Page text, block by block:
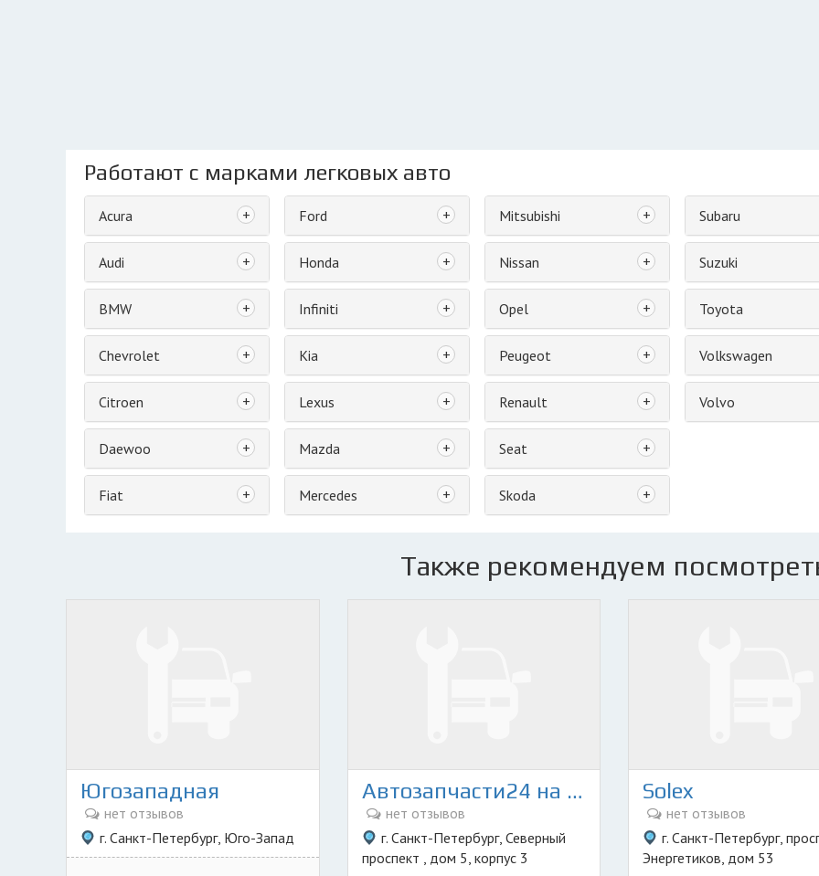
Работают с марками легковых авто
Acura +
Audi +
BMW +
Chevrolet +
Citroen +
Daewoo +
Fiat +
Ford +
Honda +
Infiniti +
Kia +
Lexus +
Mazda +
Mercedes +
Mitsubishi +
Nissan +
Opel +
Peugeot +
Renault +
Seat +
Skoda +
Subaru
Suzuki
Toyota
Volkswagen
Volvo
Также рекомендуем
Югозападная
нет отзывов
г. Санкт-Петербург, Юго-Запад
Автозапчасти24 на Северном 5к3
нет отзывов
г. Санкт-Петербург, Северный
проспект , дом 5, корпус 3
Solex
нет отзывов
г. Санкт-Петербург,
Энергетиков, дом 53